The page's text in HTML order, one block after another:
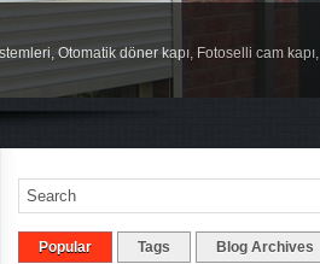
Otomatik döner kapı, Fotoselli cam kapı,
Popular Tags Blog Archives